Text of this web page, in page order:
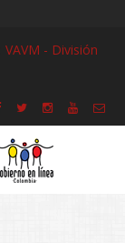
VAVM - División